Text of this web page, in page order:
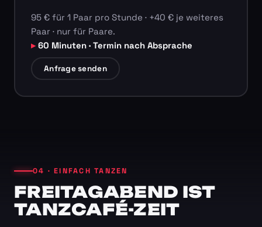
95 € für 1 Paar pro Stunde · +40 € je weiteres
Paar · nur für Paare.
60 Minuten · Termin nach Absprache
Anfrage senden
04 · EINFACH TANZEN
FREITAGABEND IST
TANZCAFÉ-ZEIT